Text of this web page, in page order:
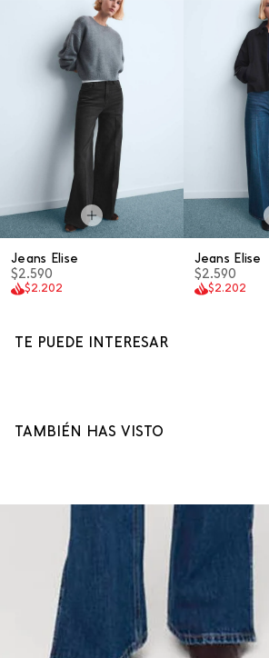
Jeans Elise
$2.590
$2.202
Jeans Elise
$2.590
$2.202
TE PUEDE INTERESAR
TAMBIÉN HAS VISTO